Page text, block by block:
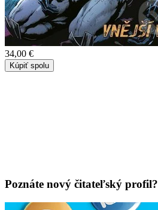
34,00 €
Kúpiť spolu
Poznáte nový čitateľský profil?